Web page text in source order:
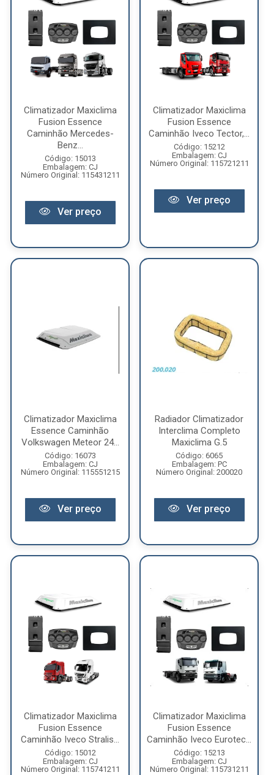
Climatizador Maxiclima
Fusion Essence
Caminhão Mercedes-
Benz...
Código: 15013
Embalagem: CJ
Número Original: 115431211
Ver preço
Climatizador Maxiclima
Fusion Essence
Caminhão Iveco Tector,...
Código: 15212
Embalagem: CJ
Número Original: 115721211
Ver preço
Climatizador Maxiclima
Essence Caminhão
Volkswagen Meteor 24...
Código: 16073
Embalagem: CJ
Número Original: 115551215
Ver preço
Radiador Climatizador
Interclima Completo
Maxiclima G.5
Código: 6065
Embalagem: PC
Número Original: 200020
Ver preço
Climatizador Maxiclima
Fusion Essence
Caminhão Iveco Stralis...
Código: 15012
Embalagem: CJ
Número Original: 115741211
Climatizador Maxiclima
Fusion Essence
Caminhão Iveco Eurotec...
Código: 15213
Embalagem: CJ
Número Original: 115731211